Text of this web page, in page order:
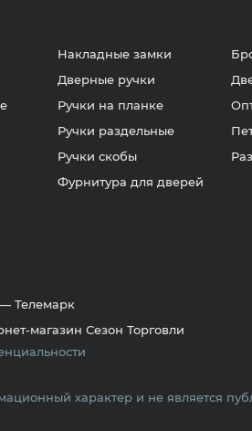
Накладные замки
Дверные ручки
Ручки на планке
Ручки раздельные
Ручки скобы
Фурнитура для дверей
— Телемарк
магазин Сезон Торговли
характер и не является